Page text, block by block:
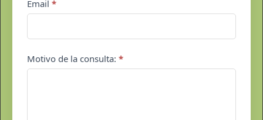
Email *
Motivo de la consulta: *